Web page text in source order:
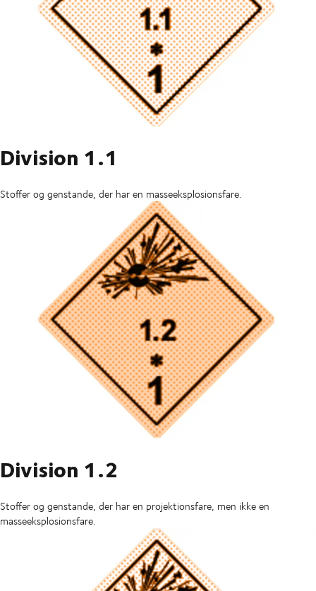
Division 1.1
Stoffer og genstande, der har en masseeksplosionsfare.
Division 1.2
Stoffer og genstande, der har en projektionsfare, men ikke en
masseeksplosionsfare.